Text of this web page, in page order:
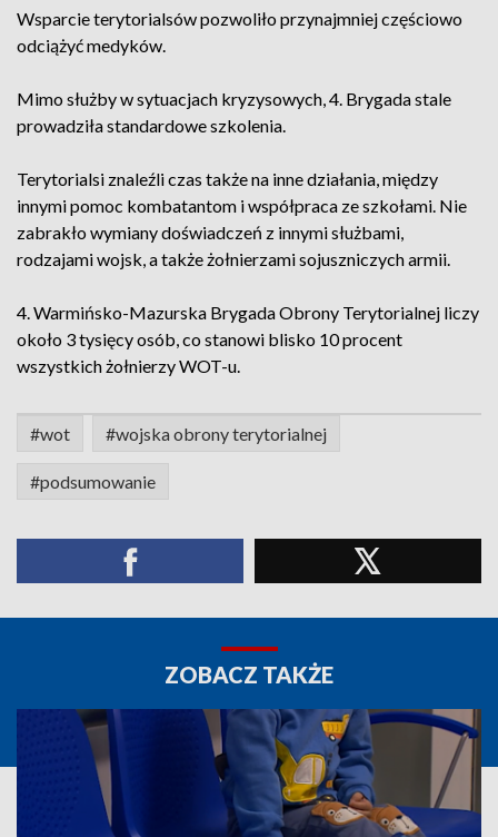
Wsparcie terytorialsów pozwoliło przynajmniej częściowo
odciążyć medyków.
Mimo służby w sytuacjach kryzysowych, 4. Brygada stale
prowadziła standardowe szkolenia.
Terytorialsi znaleźli czas także na inne działania, między
innymi pomoc kombatantom i współpraca ze szkołami. Nie
zabrakło wymiany doświadczeń z innymi służbami,
rodzajami wojsk, a także żołnierzami sojuszniczych armii.
4. Warmińsko-Mazurska Brygada Obrony Terytorialnej liczy
około 3 tysięcy osób, co stanowi blisko 10 procent
wszystkich żołnierzy WOT-u.
#wot #wojska obrony terytorialnej
#podsumowanie
ZOBACZ TAKŻE